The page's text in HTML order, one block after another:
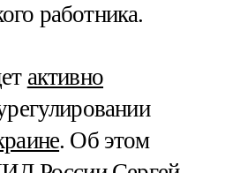
работника.
активно
. Об этом